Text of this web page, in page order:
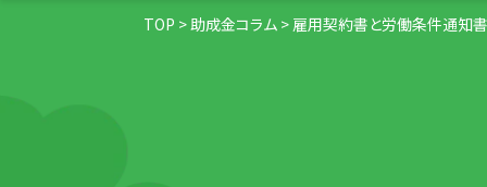
TOP >助成金コラム > 雇用契約書と労働条件通知